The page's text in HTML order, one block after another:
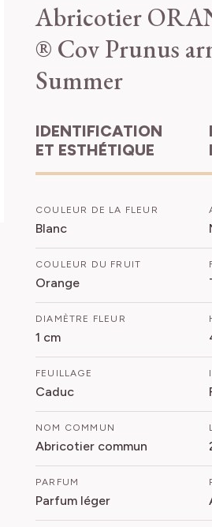
Abricotier
® CovPrunus
Summer
IDENTIFICATION
ET ESTHÉTIQUE
COULEUR DE LA FLEUR
Blanc
COULEUR DU FRUIT
Orange
DIAMÈTRE FLEUR
1 cm
FEUILLAGE
Caduc
NOM COMMUN
Abricotier commun
PARFUM
Parfum léger